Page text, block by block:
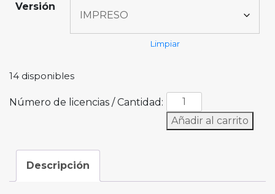
Versión
Limpiar
14 disponibles
Número de licencias / Cantidad:
Añadir al carrito
Descripción